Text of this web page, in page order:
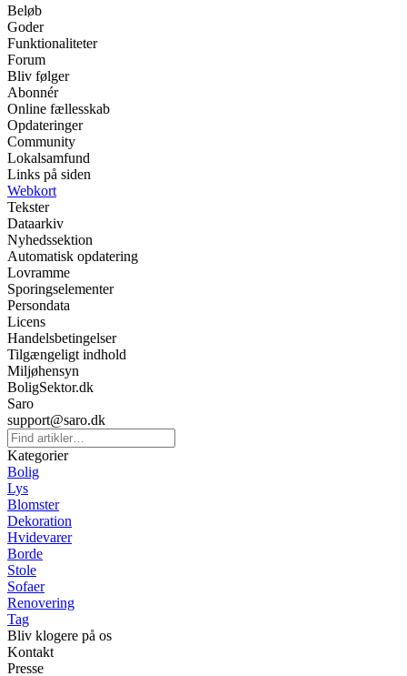
Beløb
Goder
Funktionaliteter
Forum
Bliv følger
Abonnér
Online fællesskab
Opdateringer
Community
Lokalsamfund
Links på siden
Webkort
Tekster
Dataarkiv
Nyhedssektion
Automatisk opdatering
Lovramme
Sporingselementer
Persondata
Licens
Handelsbetingelser
Tilgængeligt indhold
Miljøhensyn
BoligSektor.dk
Saro
support@saro.dk
Kategorier
Bolig
Lys
Blomster
Dekoration
Hvidevarer
Borde
Stole
Sofaer
Renovering
Tag
Bliv klogere på os
Kontakt
Presse